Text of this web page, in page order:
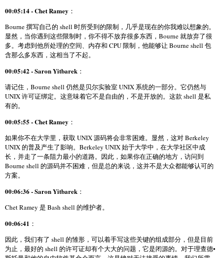
00:05:14 - Chet Ramey ：
Bourne 撰写自己的 shell 时所受到的限制，几乎是现在的你我难以想象的。
显然，当你遇到这些限制时，你不得不放弃很多东西，Bourne 就放弃了很
多。考虑到他所处理的空间、内存和 CPU 限制，他能够让 Bourne shell 包
含那么多东西，这相当了不起。
00:05:42 - Saron Yitbarek ：
请记住，Bourne shell 仍然是贝尔实验室 UNIX 系统的一部分。它仍然与
UNIX 许可证绑定。这意味着它不是自由的，不是开放的。这款 shell 是私
有的。
00:05:55 - Chet Ramey ：
如果你不在大学里，获取 UNIX 源码将会非常困难。显然，这对 Berkeley
UNIX 的普及产生了影响。Berkeley UNIX 始于大学中，在大学社区中成
长，并走了一条阻力最小的道路。因此，如果你在正确的地方，访问到
Bourne shell 的源码并不困难，但是总的来说，这并不是大众都能够认可的
方案。
00:06:36 - Saron Yitbarek ：
Chet Ramey 是 Bash shell 的维护者。
00:06:41 ：
因此，我们有了 shell 的雏形，可以着手写这些关键的组成部分，但是目前
为止，最好的 shell 的许可证却有个大大的问题，它是闭源的。对于理查德•